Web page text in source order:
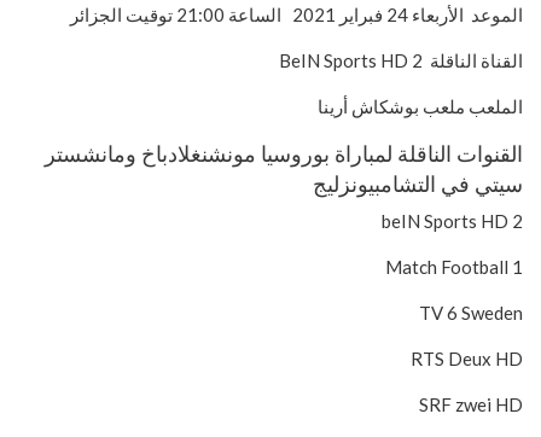
الموعد الأربعاء 24 فبراير 2021 الساعة 21:00 توقيت الجزائر
القناة الناقلة BeIN Sports HD 2
الملعب ملعب بوشكاش أرينا
القنوات الناقلة لمباراة بوروسيا مونشنغلادباخ ومانشستر
سيتي في التشامبيونزليج
beIN Sports HD 2
Match Football 1
TV 6 Sweden
RTS Deux HD
SRF zwei HD